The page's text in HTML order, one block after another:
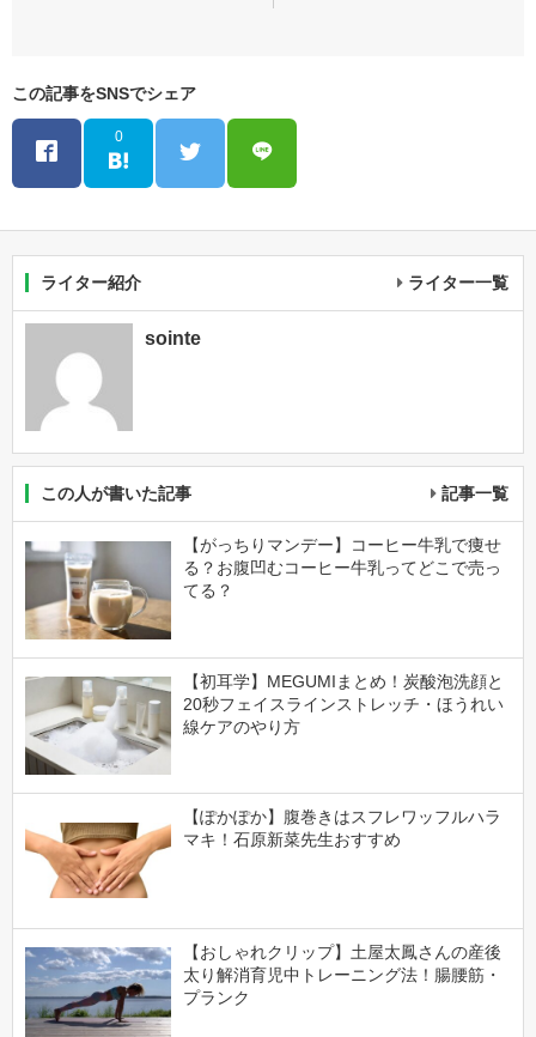
この記事をSNSでシェア
0
ライター紹介 ライター一覧
sointe
この人が書いた記事 記事一覧
【がっちりマンデー】コーヒー牛乳で痩せ
る？お腹凹むコーヒー牛乳ってどこで売っ
てる？
【初耳学】MEGUMIまとめ！炭酸泡洗顔と
20秒フェイスラインストレッチ・ほうれい
線ケアのやり方
【ぽかぽか】腹巻きはスフレワッフルハラ
マキ！石原新菜先生おすすめ
【おしゃれクリップ】土屋太鳳さんの産後
太り解消育児中トレーニング法！腸腰筋・
プランク